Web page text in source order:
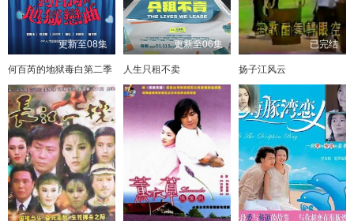
更新至08集
何百芮的地狱毒白第二季
更新至06集
人生只租不卖
已完结
扬子江风云